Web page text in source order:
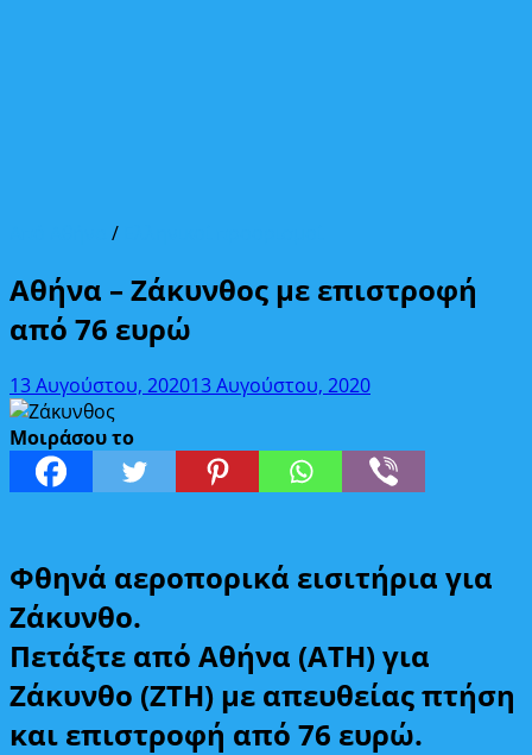
/
Αθήνα – Ζάκυνθος με επιστροφή
από 76 ευρώ
13 Αυγούστου, 202013 Αυγούστου, 2020
Μοιράσου το
Φθηνά αεροπορικά εισιτήρια για
Ζάκυνθο.
Πετάξτε από Αθήνα (ATH) για
Ζάκυνθο (ZTH) με απευθείας πτήση
και επιστροφή από 76 ευρώ.